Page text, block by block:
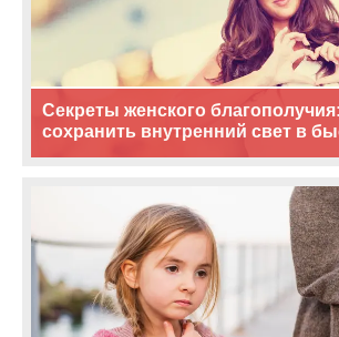
Секреты женского
сохранить внутренний свет в